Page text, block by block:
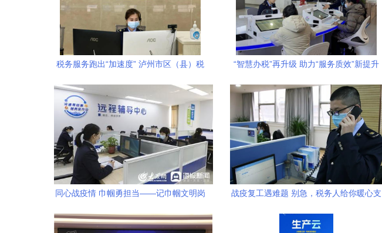
税务服务跑出“加速度” 泸州市区（县）税
覆盖以精准服务为企业发展赋能
“智慧办税”再升级 助力“服务质效”新提升
同心战疫情 巾帼勇担当——记巾帼文明岗
厅）抗疫服务纪实
战疫复工遇难题 别急，税务人给你暖心支